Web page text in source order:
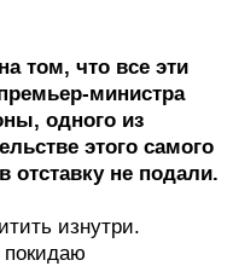
том, что все эти
министра
одного из
этого самого
не подали.
изнутри.
покидаю